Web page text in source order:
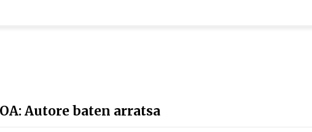
Autore baten arratsa